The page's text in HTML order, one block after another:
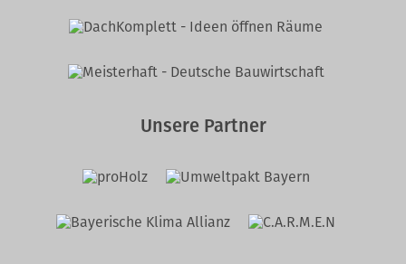
Unsere Partner